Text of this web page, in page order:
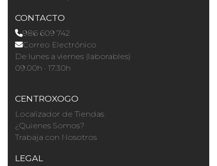
CONTACTO
986 609 742
Correo Electrónico
De lunes a viernes (laborables)
09.00h · 17.30h
CENTROXOGO
Localizador de Tiendas
¿Quienes Somos?
Trabaja con Nosotros
LEGAL